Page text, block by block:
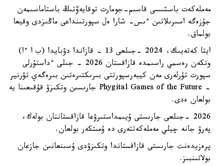
مەملەكەت باسشىسى قاسىم-جومارت توقايەۆتىڭ باستاماسىمەن
جۇزەگە اسىرىلاتىن ءىس- شارا ەل سپورتىنداعى ماڭىزدى وقيعا
بولماق.
ايتا كەتەيىك، 2024 -جىلعى 13 - قازاندا دۋبايدا (ب ا ءا)
وتكەن رەسمي راسىمدە قازاقستان 2026 - جىلى ءداستۇرلى
سپورت تۇرلەرى مەن كيبەرسپورتتى بىرىكتىرەتىن بىرەگەي تۋرنير
- Phygital Games of the Future جارىسىن وتكىزۋ قۇقىعىنا يە
بولعان ەدى.
2026 -جىلعى جارىستى ۇيىمداستىرۋعا قازاقستاننان بولەك،
پەرۋ جانە چيلي مەملەكەتتەرى دە ۇمىتكەر بولعان.
پرەزيدەنت جارىستى قازاقستاندا وتكىزۋدى ۇسىنعانىن جازعان
بولاتىنبىز.